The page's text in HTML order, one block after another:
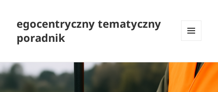
egocentryczny tematyczny
poradnik
WIDGETY